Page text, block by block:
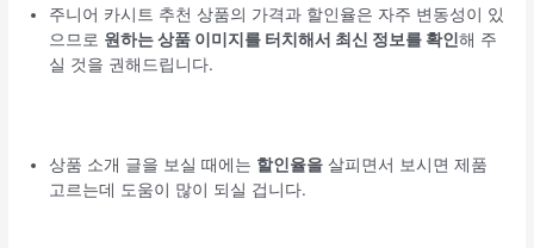
주니어 카시트 추천 상품의 가격과 할인율은 자주 변동성이 있
으므로 원하는 상품 이미지를 터치해서 최신 정보를 확인해 주
실 것을 권해드립니다.
상품 소개 글을 보실 때에는 할인율을 살피면서 보시면 제품
고르는데 도움이 많이 되실 겁니다.